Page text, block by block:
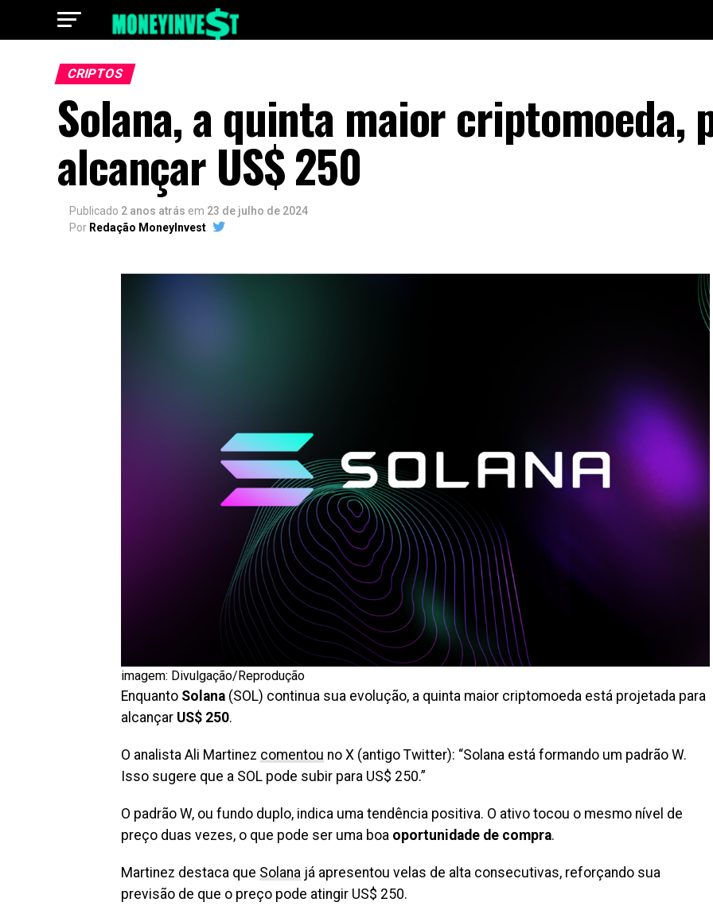
CRIPTOS
Solana, a quinta maior criptomoeda,
alcançar US$ 250
Publicado 2 anos atrás em 23 de julho de 2024
Por Redação MoneyInvest
imagem: Divulgação/Reprodução
Enquanto Solana (SOL) continua sua evolução, a quinta maior criptomoeda está projetada para
alcançar US$ 250.
O analista Ali Martinez comentou no X (antigo Twitter): “Solana está formando um padrão W.
Isso sugere que a SOL pode subir para US$ 250.”
O padrão W, ou fundo duplo, indica uma tendência positiva. O ativo tocou o mesmo nível de
preço duas vezes, o que pode ser uma boa oportunidade de compra.
Martinez destaca que Solana já apresentou velas de alta consecutivas, reforçando sua
previsão de que o preço pode atingir US$ 250.